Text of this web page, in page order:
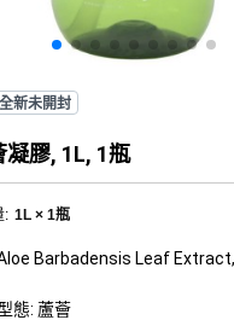
新未開封
凝膠, 1L, 1瓶
: 1L × 1瓶
Barbadensis Leaf
態: 蘆薈